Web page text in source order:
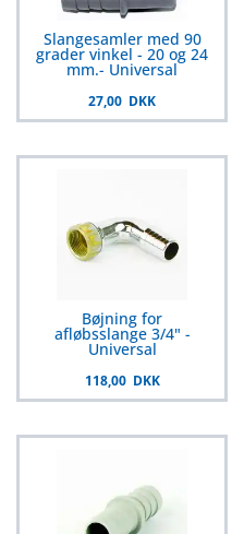
Slangesamler med 90
grader vinkel - 20 og 24
mm.- Universal
27,00 DKK
Bøjning for
afløbsslange 3/4" -
Universal
118,00 DKK